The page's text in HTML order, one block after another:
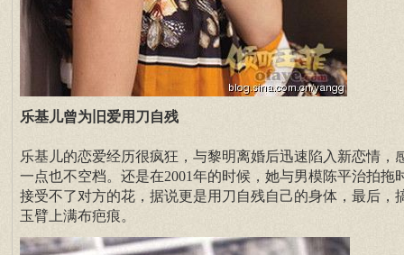
乐基儿曾为旧爱用刀自残
乐基儿的恋爱经历很疯狂，与黎明离婚后迅速陷入新恋情，
一点也不空档。还是在2001年的时候，她与男模陈平治拍拖
接受不了对方的花，据说更是用刀自残自己的身体，最后，
玉臂上满布疤痕。